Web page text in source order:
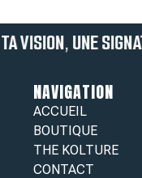
VISION, UNE
NAVIGATION
ACCUEIL
BOUTIQUE
THE KOLTURE
CONTACT